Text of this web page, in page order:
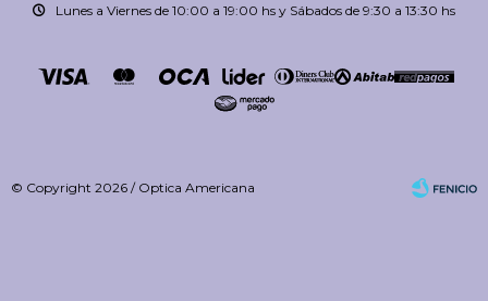
Lunes a Viernes de 10:00 a 19:00 hs y Sábados de 9:30 a 13:30 hs
© Copyright 2026 / Optica Americana